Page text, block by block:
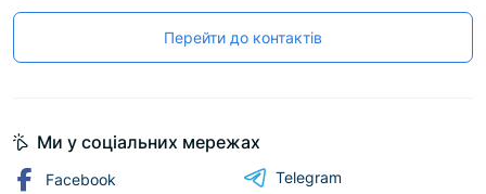
Перейти до контактів
Ми у соціальних мережах
Facebook
Telegram